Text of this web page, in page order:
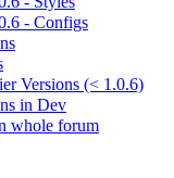
- Configs
Versions (< 1.0.6)
in Dev
whole forum